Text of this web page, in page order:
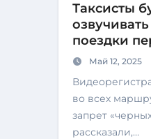
Таксисты
поездки
Май 12, 2025
Видеорегистраторы и ремни безопасности
во всех
запрет
рассказали,…